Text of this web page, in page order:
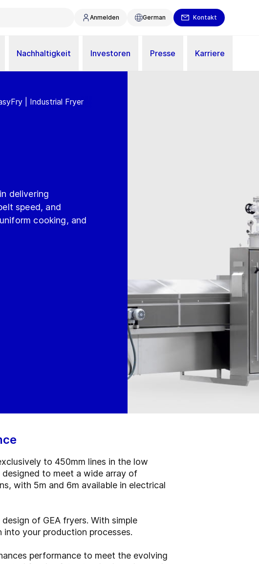
Anmelden German Kontakt
Nachhaltigkeit Investoren Presse Karriere
| Industrial Fryer
delivering
speed, and
cooking, and
to 450mm lines in the low
to meet a wide array of
with 5m and 6m available in electrical
of GEA fryers. With simple
your production processes.
performance to meet the evolving